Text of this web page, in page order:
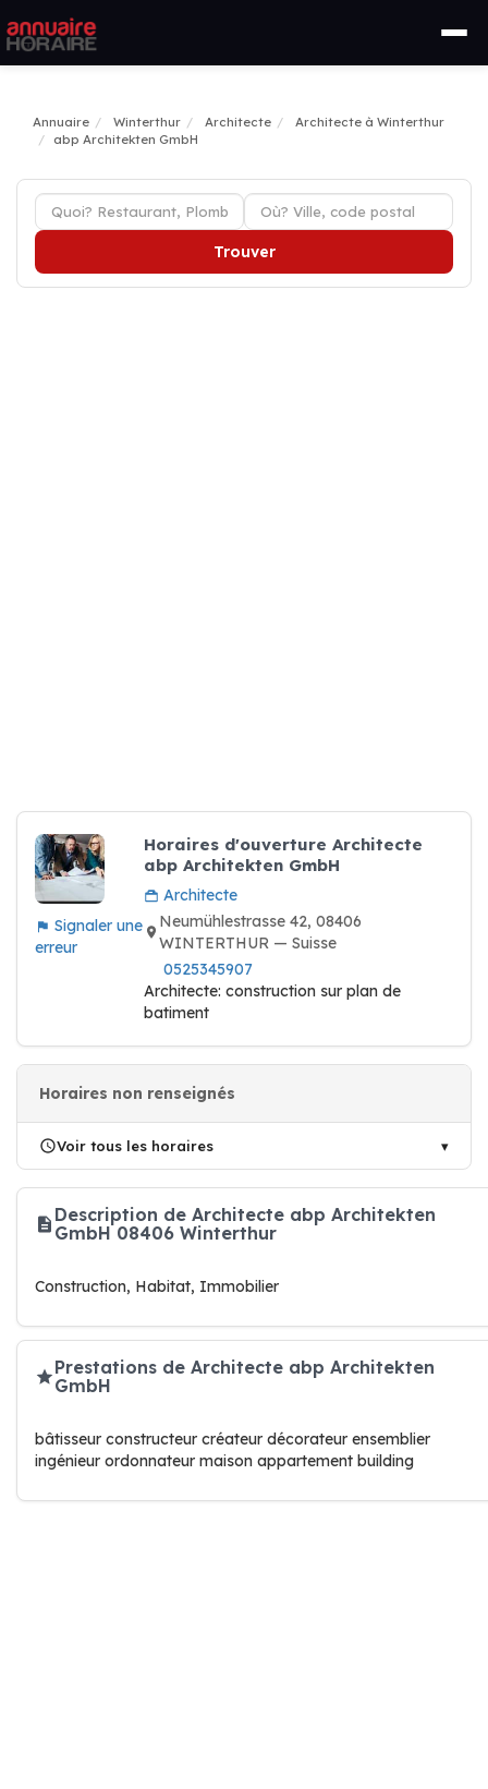
Annuaire Winterthur Architecte
Architecte à Winterthur
abp Architekten GmbH
Trouver
Signaler une
erreur
Horaires d'ouverture Architecte
abp Architekten GmbH
Architecte
Neumühlestrasse 42, 08406
WINTERTHUR — Suisse
0525345907
Architecte: construction sur plan de
batiment
Horaires non renseignés
Voir tous les horaires
Description de Architecte abp Architekten
GmbH 08406 Winterthur
Construction, Habitat, Immobilier
Prestations de Architecte abp Architekten
GmbH
bâtisseur constructeur créateur décorateur ensemblier
ingénieur ordonnateur maison appartement building